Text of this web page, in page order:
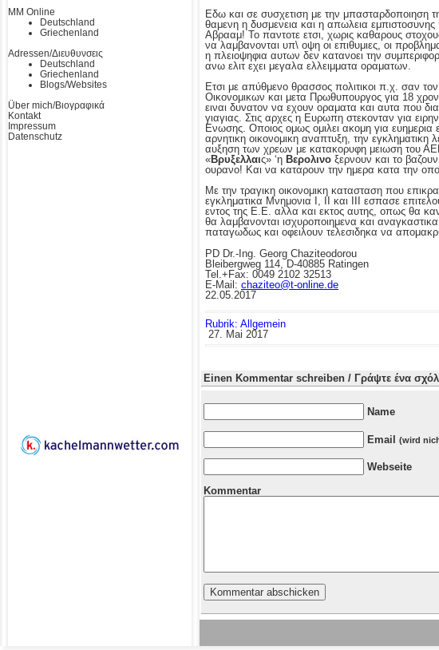
MM Online
Deutschland
Griechenland
Adressen/Διευθυνσεις
Deutschland
Griechenland
Blogs/Websites
Über mich/Βιογραφικά
Kontakt
Impressum
Datenschutz
Εδω και σε συσχετιση με την μπασταρδοποιηση
θαμενη η δυσμενεια και η απωλεια
Αβρααμ! Το παντοτε ετσι, χωρις καθαρους
να λαμβανονται υπ\ οψη οι επιθυμιες, οι
η πλειοψηφια αυτων δεν κατανοει την
ανω ελιτ εχει μεγαλα ελλειμματα οραματων.
Ετσι με απύθμενο θρασσος πολιτικοι π.χ. σαν
Οικονομικων και μετα Πρωθυπουργος για 18
ειναι δυνατον να εχουν οραματα και αυτα που
γιαγιας. Στις αρχες η Ευρωπη στεκονταν για
Ενωσης. Οποιος ομως ομιλει ακομη για ευημερια
αρνητικη οικονομικη αναπτυξη, την
αυξηση των χρεων με κατακορυφη μειωση του
«Βρυξελλαις» ‘η Βερολινο ξερνουν και το
ουρανο! Και να καταρουν την ημερα κατα την
Με την τραγικη οικονομικη κατασταση που
εγκληματικα Μνημονια Ι, ΙΙ και ΙΙΙ εσπασε
εντος της Ε.Ε. αλλα και εκτος αυτης, οπως θα
θα λαμβανονται ισχυροποιημενα και
παταγωδως και οφειλουν τελεσιδηκα να
PD Dr.-Ing. Georg Chaziteodorou
Bleibergweg 114, D-40885 Ratingen
Tel.+Fax: 0049 2102 32513
E-Mail: chaziteo@t-online.de
22.05.2017
Rubrik: Allgemein
27. Mai 2017
Einen Kommentar schreiben / Γράψτε ένα
Name
Email (wird
Webseite
Kommentar